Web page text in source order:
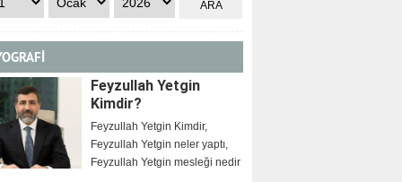
Feyzullah Yetgin
Kimdir?
Feyzullah Yetgin Kimdir,
Feyzullah Yetgin neler yaptı,
Feyzullah Yetgin mesleği nedir